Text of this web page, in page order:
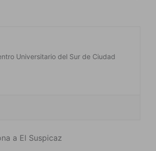
Universitario del Sur de Ciudad
a El Suspicaz